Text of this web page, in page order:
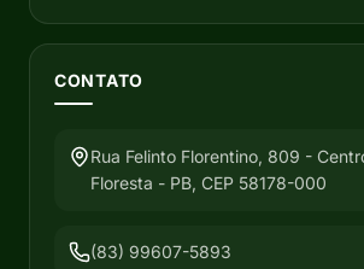
CONTATO
Rua Felinto Florentino, 809 -
Floresta - PB, CEP 58178-000
(83) 99607-5893